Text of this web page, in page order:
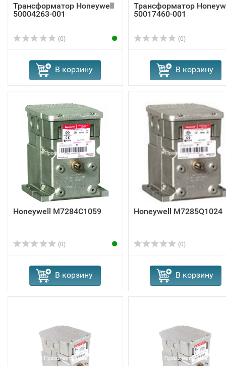
Трансформатор Honeywell
50004263-001
(0)
В корзину
Трансформатор
50017460-001
(0)
В корзину
Honeywell M7284C1059
(0)
В корзину
Honeywell M7285Q1024
(0)
В корзину